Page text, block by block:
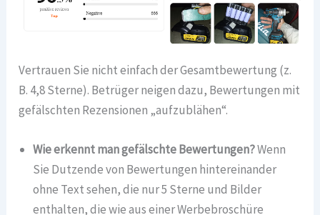
Vertrauen Sie nicht einfach der Gesamtbewertung (z.
B. 4,8 Sterne). Betrüger neigen dazu, Bewertungen mit
gefälschten Rezensionen „aufzublähen“.
Wie erkennt man gefälschte Bewertungen?Wenn
Sie Dutzende von Bewertungen hintereinander
ohne Text sehen, die nur 5 Sterne und Bilder
enthalten, die wie aus einer Werbebroschüre